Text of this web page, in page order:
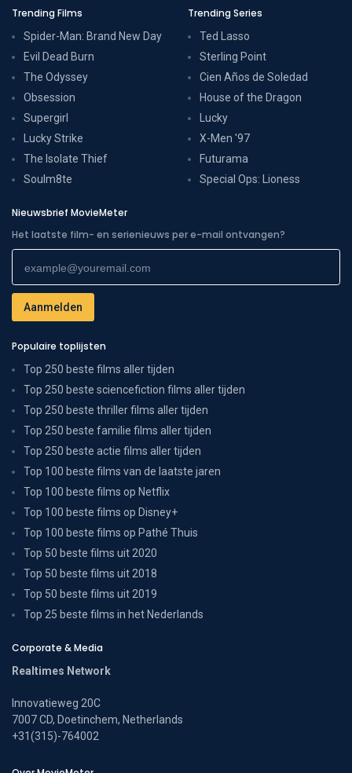
Trending Films
Spider-Man: Brand New Day
Evil Dead Burn
The Odyssey
Obsession
Supergirl
Lucky Strike
The Isolate Thief
Soulm8te
Trending Series
Ted Lasso
Sterling Point
Cien Años de Soledad
House of the Dragon
Lucky
X-Men '97
Futurama
Special Ops: Lioness
Nieuwsbrief MovieMeter
Het laatste film- en serienieuws per e-mail ontvangen?
Populaire toplijsten
Top 250 beste films aller tijden
Top 250 beste sciencefiction films aller tijden
Top 250 beste thriller films aller tijden
Top 250 beste familie films aller tijden
Top 250 beste actie films aller tijden
Top 100 beste films van de laatste jaren
Top 100 beste films op Netflix
Top 100 beste films op Disney+
Top 100 beste films op Pathé Thuis
Top 50 beste films uit 2020
Top 50 beste films uit 2018
Top 50 beste films uit 2019
Top 25 beste films in het Nederlands
Corporate & Media
Realtimes Network
Innovatieweg 20C
7007 CD, Doetinchem, Netherlands
+31(315)-764002